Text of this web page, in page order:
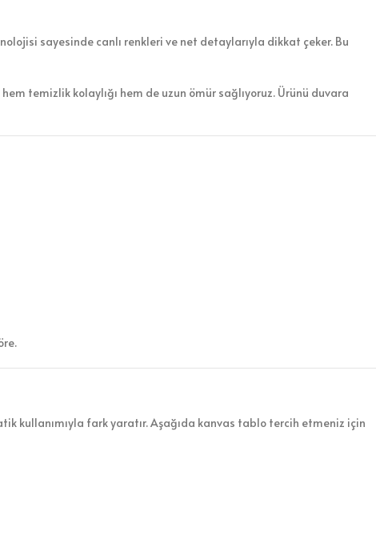
sayesinde canlı renkleri ve net detaylarıyla dikkat çeker. Bu
temizlik kolaylığı hem de uzun ömür sağlıyoruz. Ürünü duvara
kullanımıyla fark yaratır. Aşağıda kanvas tablo tercih etmeniz için